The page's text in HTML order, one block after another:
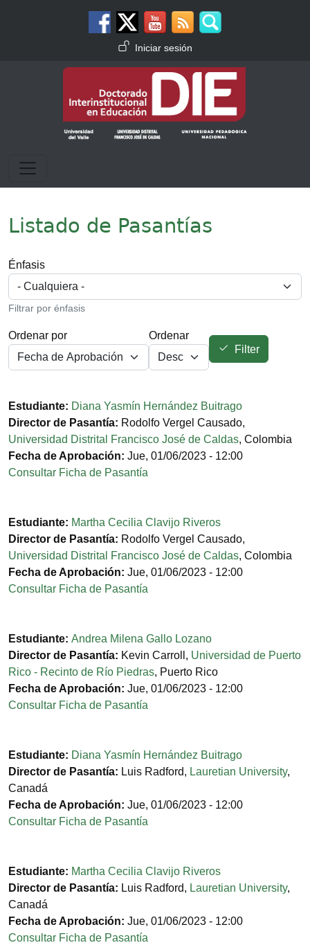
Menú de cuenta de usuario
Iniciar sesión
Listado de Pasantías
Énfasis
Filtrar por énfasis
Ordenar por
Ordenar
Filter
Estudiante: Diana Yasmín Hernández Buitrago
Director de Pasantía: Rodolfo Vergel Causado,
Universidad Distrital Francisco José de Caldas, Colombia
Fecha de Aprobación: Jue, 01/06/2023 - 12:00
Consultar Ficha de Pasantía
Estudiante: Martha Cecilia Clavijo Riveros
Director de Pasantía: Rodolfo Vergel Causado,
Universidad Distrital Francisco José de Caldas, Colombia
Fecha de Aprobación: Jue, 01/06/2023 - 12:00
Consultar Ficha de Pasantía
Estudiante: Andrea Milena Gallo Lozano
Director de Pasantía: Kevin Carroll , Universidad de Puerto
Rico - Recinto de Río Piedras, Puerto Rico
Fecha de Aprobación: Jue, 01/06/2023 - 12:00
Consultar Ficha de Pasantía
Estudiante: Diana Yasmín Hernández Buitrago
Director de Pasantía: Luis Radford, Lauretian University,
Canadá
Fecha de Aprobación: Jue, 01/06/2023 - 12:00
Consultar Ficha de Pasantía
Estudiante: Martha Cecilia Clavijo Riveros
Director de Pasantía: Luis Radford, Lauretian University,
Canadá
Fecha de Aprobación: Jue, 01/06/2023 - 12:00
Consultar Ficha de Pasantía